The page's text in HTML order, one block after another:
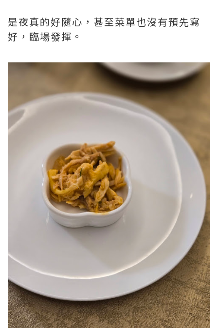
是夜真的好隨心，甚至菜單也沒有預先寫
好，臨場發揮。